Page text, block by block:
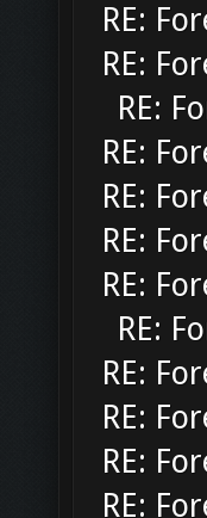
RE:
RE:
RE:
RE:
RE:
RE:
RE:
RE:
RE:
RE:
RE:
RE: